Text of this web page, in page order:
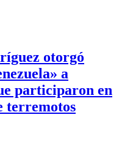
otorgó
a
participaron en
terremotos